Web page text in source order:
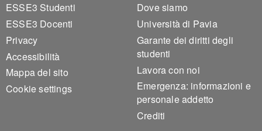
ESSE3 Studenti
ESSE3 Docenti
Privacy
Accessibilità
Mappa del sito
Cookie settings
Dove siamo
Università di Pavia
Garante dei diritti degli
studenti
Lavora con noi
Emergenza: informazioni e
personale addetto
Crediti